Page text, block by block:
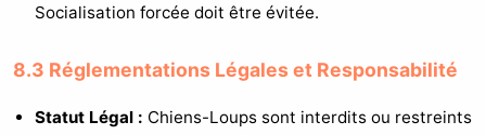
Socialisation forcée doit être évitée.
8.3 Réglementations Légales et Responsabilité
Statut Légal : Chiens-Loups sont interdits ou restreints